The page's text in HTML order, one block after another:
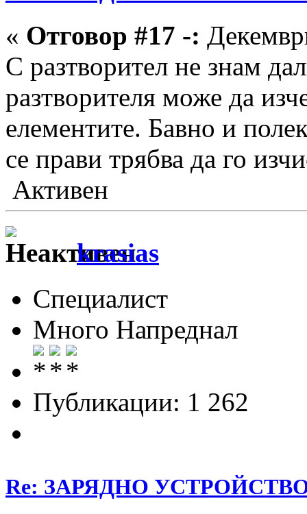
« Отговор #17 -:
С разтворител не знам
разтворителя може да
елементите. Бавно и
се прави трябва да го
Активен
krasias
Специалист
Много Напреднал
Публикации: 1 262
Re: ЗАРЯДНО УСТРОЙСТВО